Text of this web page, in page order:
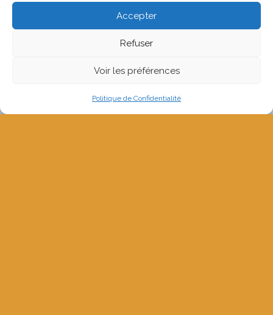
Accepter
Refuser
Voir les préférences
Politique de Confidentialité